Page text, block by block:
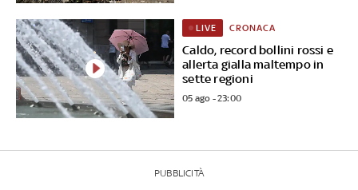
Caldo, record bollini rossi e
allerta gialla maltempo in
sette regioni
LIVE CRONACA
05 ago - 23:00
PUBBLICITÀ